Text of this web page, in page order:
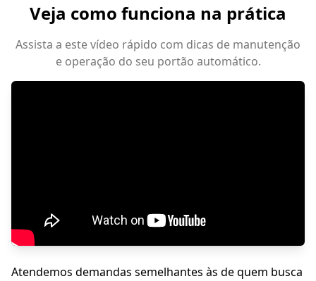
Veja como funciona na prática
Assista a este vídeo rápido com dicas de manutenção
e operação do seu portão automático.
Atendemos demandas semelhantes às de quem busca